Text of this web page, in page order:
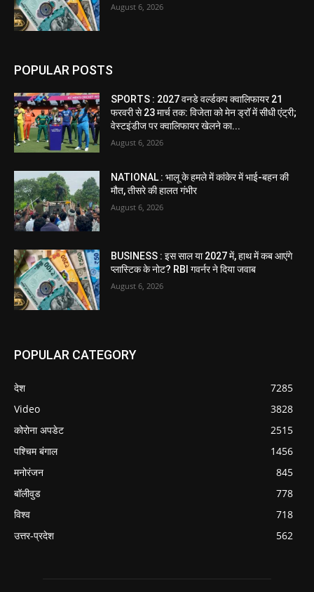
August 6, 2026
POPULAR POSTS
SPORTS : 2027 वनडे वर्ल्डकप क्वालिफायर 21
फरवरी से 23 मार्च तक: विजेता को मेन ड्रॉ में सीधी एंट्री;
वेस्टइंडीज पर क्वालिफायर खेलने का...
August 6, 2026
NATIONAL : भालू के हमले में कांकेर में भाई-बहन की
मौत, तीसरे की हालत गंभीर
August 6, 2026
BUSINESS : इस साल या 2027 में, हाथ में कब आएंगे
प्लास्टिक के नोट? RBI गवर्नर ने दिया जवाब
August 6, 2026
POPULAR CATEGORY
देश
7285
Video
3828
कोरोना अपडेट
2515
पश्चिम बंगाल
1456
मनोरंजन
845
बॉलीवुड
778
विश्व
718
उत्तर-प्रदेश
562